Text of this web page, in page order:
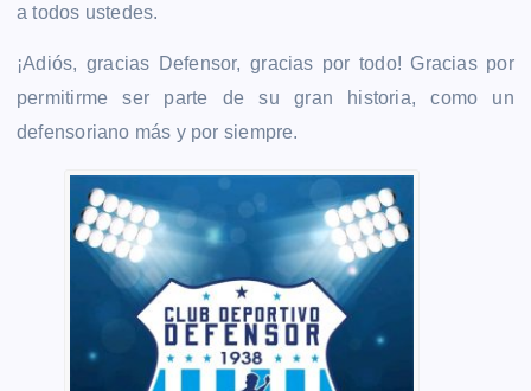
a todos ustedes.
¡Adiós, gracias Defensor, gracias por todo! Gracias por
permitirme ser parte de su gran historia, como un
defensoriano más y por siempre.